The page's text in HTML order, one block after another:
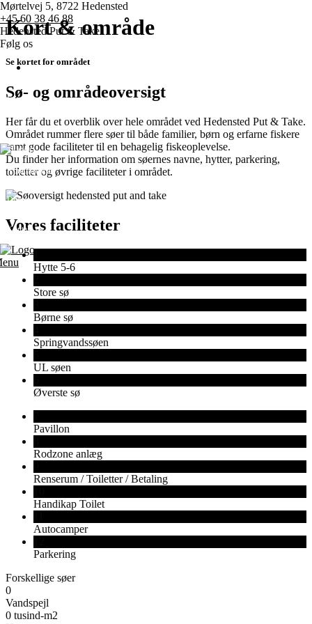
Mørtelvej 5, 8722 Hedensted
+45 60 38 46 88
Hedensted Put & Take
Følg os
Forside
Priser
Konkurrencer
Diverse
Kontakt os
Kort & område
Se kortet for området
Sø- og områdeoversigt
Her får du et overblik over hele området ved Hedensted Put & Take.
Området rummer flere søer til både familier, børn og erfarne fiskere
samt gode faciliteter til en behagelig fiskeoplevelse.
Du finder her information om søernes navne, hytter, parkering,
toiletter og øvrige faciliteter i området.
Vores faciliteter
Hytte 5-6
Store sø
Børne sø
Springvandssøen
UL søen
Øverste sø
Pavillon
Rodzone anlæg
Renserum / Toiletter / Betaling
Handikap Toilet
Autocamper
Parkering
Forskellige søer
0
Vandspejl
0 tusind-m2